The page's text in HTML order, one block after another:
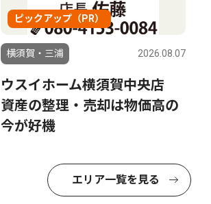
ピックアップ（PR）
横須賀・三浦 2026.08.07
ウスイホーム横須賀中央店
資産の整理・売却は物価高の
今が好機
エリア一覧を見る